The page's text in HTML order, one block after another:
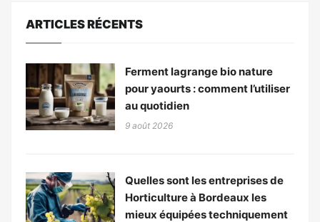
ARTICLES RÉCENTS
Ferment lagrange bio nature
pour yaourts : comment l’utiliser
au quotidien
9 août 2026
Quelles sont les entreprises de
Horticulture à Bordeaux les
mieux équipées techniquement